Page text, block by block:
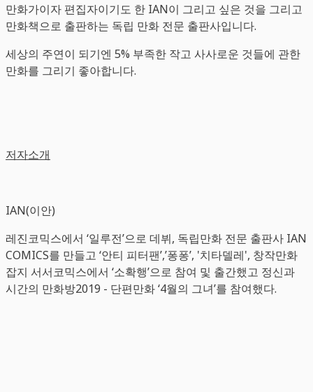
만화가이자 편집자이기도 한 IAN이 그리고 싶은 것을 그리고
만화책으로 출판하는 독립 만화 전문 출판사입니다.
세상의 주연이 되기엔 5% 부족한 작고 사사로운 것들에 관한
만화를 그리기 좋아합니다.
저자소개
IAN(이안)
레진코믹스에서 ‘일루전’으로 데뷔, 독립만화 전문 출판사 IAN
COMICS를 만들고 ‘안티 피터팬’,’퐁퐁’, '치타델레', 창작만화
잡지 서서코믹스에서 ‘소확행’으로 참여 및 출간했고 정신과
시간의 만화방2019 - 단편만화 ‘4월의 그녀’를 참여했다.